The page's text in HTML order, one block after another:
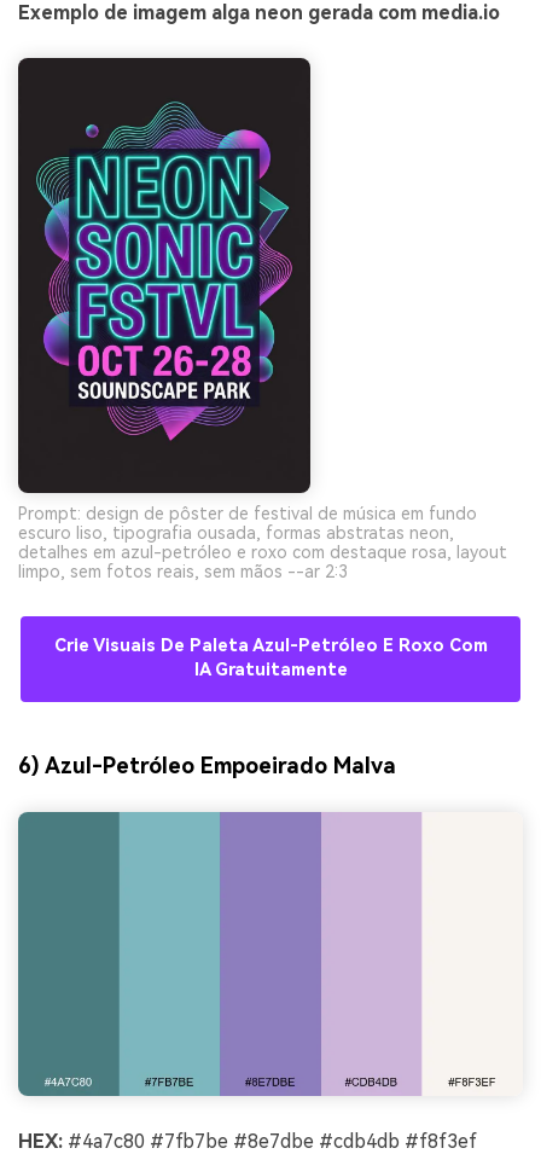
Exemplo de imagem alga neon gerada com media.io
Prompt: design de pôster de festival de música em fundo
escuro liso, tipografia ousada, formas abstratas neon,
detalhes em azul-petróleo e roxo com destaque rosa, layout
limpo, sem fotos reais, sem mãos --ar 2:3
Crie Visuais De Paleta Azul-Petróleo E Roxo Com
IA Gratuitamente
6) Azul-Petróleo Empoeirado Malva
HEX: #4a7c80 #7fb7be #8e7dbe #cdb4db #f8f3ef